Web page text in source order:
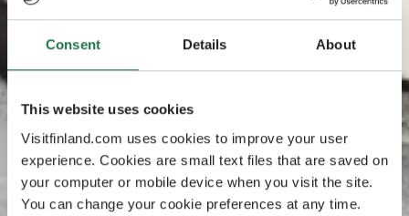
Consent Details About
This website uses cookies
Visitfinland.com uses cookies to improve your user
experience. Cookies are small text files that are saved on
your computer or mobile device when you visit the site.
You can change your cookie preferences at any time.